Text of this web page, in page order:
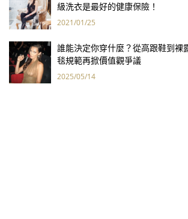
級洗衣是最好的健康保險！
2021/01/25
誰能決定你穿什麼？從高跟鞋到裸
毯規範再掀價值觀爭議
2025/05/14